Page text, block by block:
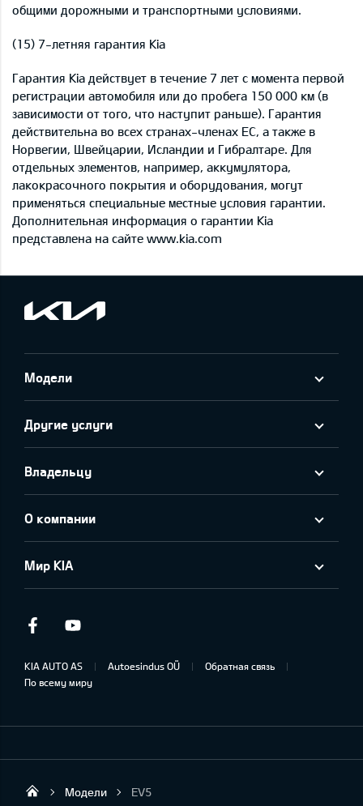
общими дорожными и транспортными условиями.
(15) 7-летняя гарантия Kia
Гарантия Kia действует в течение 7 лет с момента первой
регистрации автомобиля или до пробега 150 000 км (в
зависимости от того, что наступит раньше). Гарантия
действительна во всех странах-членах ЕС, а также в
Норвегии, Швейцарии, Исландии и Гибралтаре. Для
отдельных элементов, например, аккумулятора,
лакокрасочного покрытия и оборудования, могут
применяться специальные местные условия гарантии.
Дополнительная информация о гарантии Kia
представлена на сайте www.kia.com
Модели
Другие услуги
Владельцу
О компании
Мир KIA
Facebook
KIA AUTO AS Autoesindus OÜ
Обратная связь
По всему миру
KIA DEALER MOTORS AS
Модели EV5